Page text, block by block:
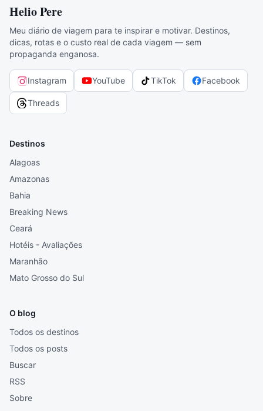
Helio Pere
Meu diário de viagem para te inspirar e motivar. Destinos,
dicas, rotas e o custo real de cada viagem — sem
propaganda enganosa.
Instagram YouTube TikTok Facebook
Threads
Destinos
Alagoas
Amazonas
Bahia
Breaking News
Ceará
Hotéis - Avaliações
Maranhão
Mato Grosso do Sul
O blog
Todos os destinos
Todos os posts
Buscar
RSS
Sobre